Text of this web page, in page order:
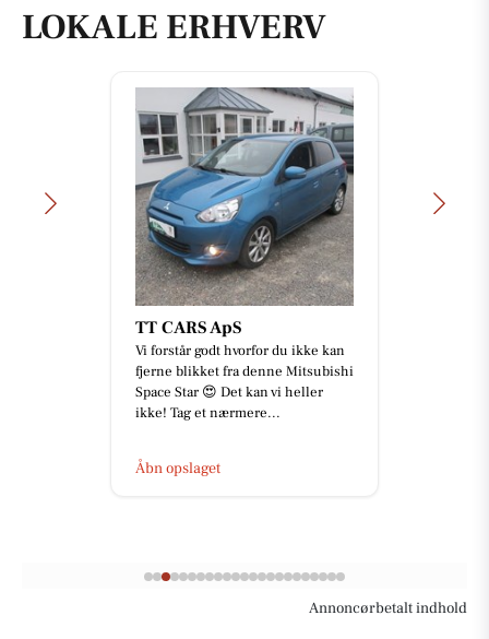
LOKALE ERHVERV
TT CARS ApS
Vi forstår godt hvorfor du ikke kan
fjerne blikket fra denne Mitsubishi
Space Star 😍 Det kan vi heller
ikke! Tag et nærmere...
Åbn opslaget
Annoncørbetalt indhold